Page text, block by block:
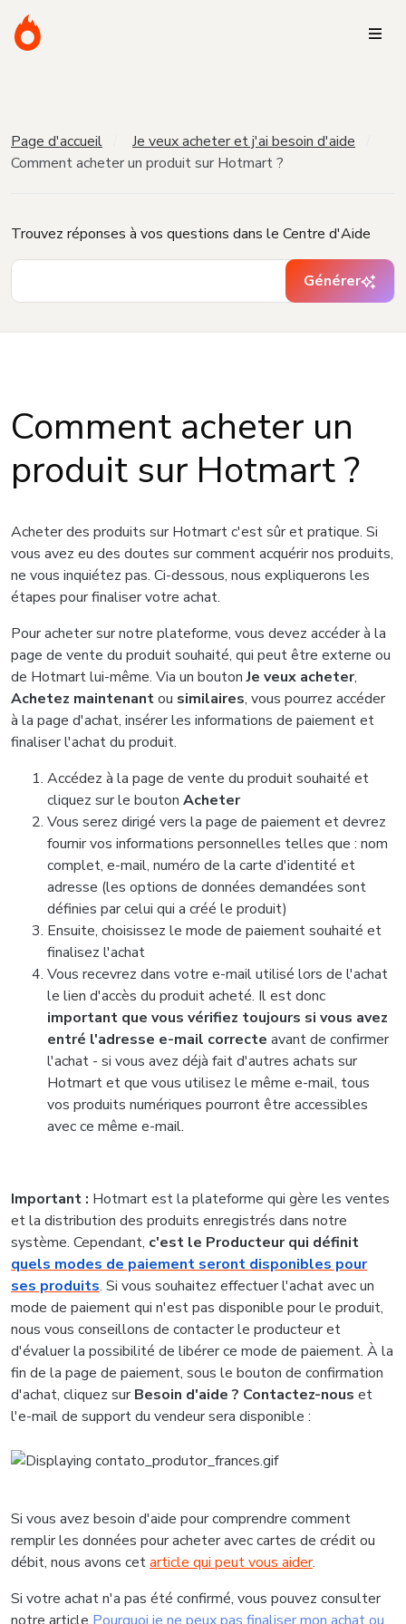
Page d'accueil
Je veux acheter et j'ai besoin d'aide
Comment acheter un produit sur Hotmart ?
Trouvez réponses à vos questions dans le Centre d'Aide
Générer
Comment acheter un
produit sur Hotmart ?
Acheter des produits sur Hotmart c'est sûr et pratique. Si
vous avez eu des doutes sur comment acquérir nos produits,
ne vous inquiétez pas. Ci-dessous, nous expliquerons les
étapes pour finaliser votre achat.
Pour acheter sur notre plateforme, vous devez accéder à la
page de vente du produit souhaité, qui peut être externe ou
de Hotmart lui-même. Via un boutonJe veux acheter,
Achetez maintenantou similaires, vous pourrez accéder
à la page d'achat, insérer les informations de paiement et
finaliser l'achat du produit.
Accédez à la page de vente du produit souhaité et
cliquez sur le bouton Acheter
Vous serez dirigé vers la page de paiement et devrez
fournir vos informations personnelles telles que : nom
complet, e-mail, numéro de la carte d'identité et
adresse (les options de données demandées sont
définies par celui qui a créé le produit)
Ensuite, choisissez le mode de paiement souhaité et
finalisez l'achat
Vous recevrez dans votre e-mail utilisé lors de l'achat
le lien d'accès du produit acheté. Il est donc
important que vous vérifiez toujours si vous avez
entré l'adresse e-mail correcte avant de confirmer
l'achat - si vous avez déjà fait d'autres achats sur
Hotmart et que vous utilisez le même e-mail, tous
vos produits numériques pourront être accessibles
avec ce même e-mail.
Important : Hotmart est la plateforme qui gère les ventes
et la distribution des produits enregistrés dans notre
système. Cependant, c'est le Producteur qui définit
quels modes de paiement seront disponibles pour
ses produits. Si vous souhaitez effectuer l'achat avec un
mode de paiement qui n'est pas disponible pour le produit,
nous vous conseillons de contacter le producteur et
d'évaluer la possibilité de libérer ce mode de paiement. À la
fin de la page de paiement, sous le bouton de confirmation
d'achat, cliquez surBesoin d'aide ? Contactez-nous et
l'e-mail de support du vendeur sera disponible :
Si vous avez besoin d'aide pour comprendre comment
remplir les données pour acheter avec cartes de crédit ou
débit, nous avons cetarticle qui peut vous aider.
Si votre achat n'a pas été confirmé, vous pouvez consulter